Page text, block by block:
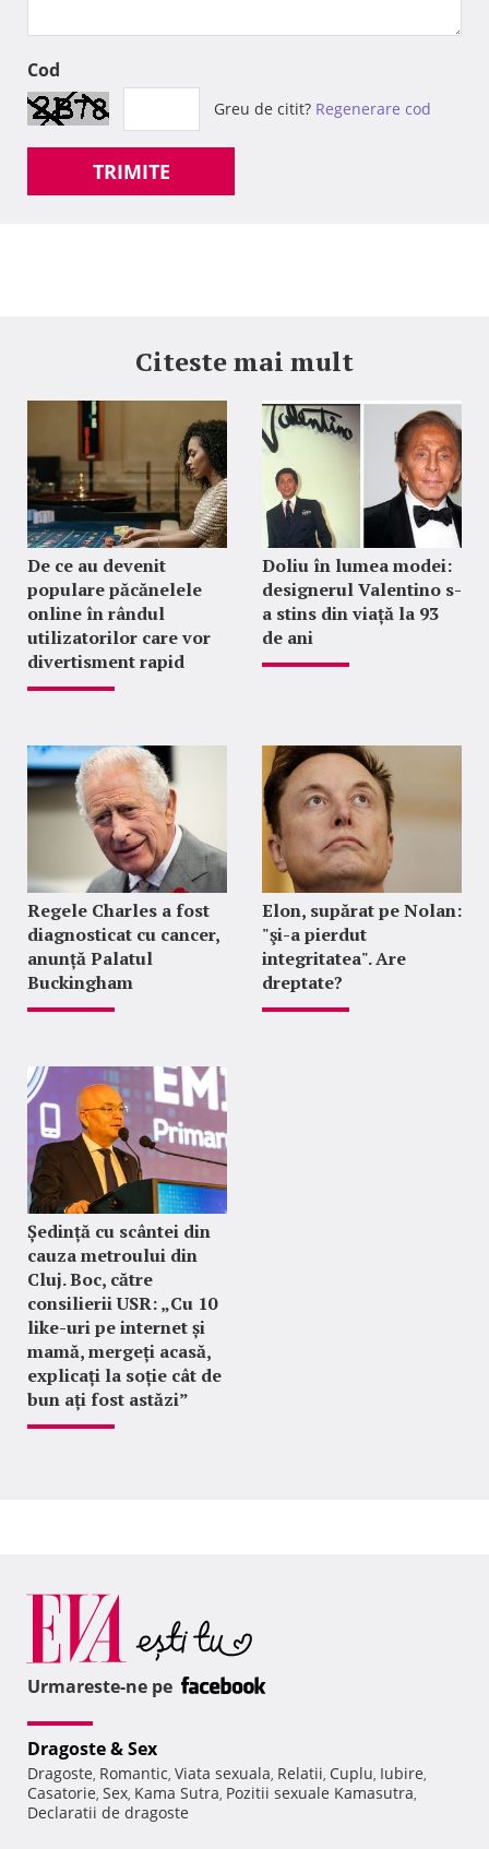
Cod
Greu de citit? Regenerare cod
TRIMITE
Citeste mai mult
De ce au devenit
populare păcănelele
online în rândul
utilizatorilor care vor
divertisment rapid
Doliu în lumea modei:
designerul Valentino s-
a stins din viață la 93
de ani
Regele Charles a fost
diagnosticat cu cancer,
anunță Palatul
Buckingham
Elon, supărat pe Nolan:
"şi-a pierdut
integritatea". Are
dreptate?
Ședință cu scântei din
cauza metroului din
Cluj. Boc, către
consilierii USR: „Cu 10
like-uri pe internet și
mamă, mergeți acasă,
explicați la soție cât de
bun ați fost astăzi”
Urmareste-ne pe
Dragoste & Sex
Dragoste, Romantic, Viata sexuala, Relatii, Cuplu, Iubire,
Casatorie, Sex, Kama Sutra, Pozitii sexuale Kamasutra,
Declaratii de dragoste